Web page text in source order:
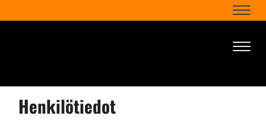
Henkilötiedot